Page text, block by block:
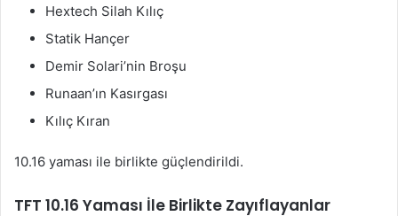
Hextech Silah Kılıç
Statik Hançer
Demir Solari’nin Broşu
Runaan’ın Kasırgası
Kılıç Kıran
10.16 yaması ile birlikte güçlendirildi.
TFT 10.16 Yaması İle Birlikte Zayıflayanlar